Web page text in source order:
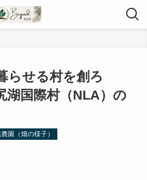
らせる村を創ろ
国際村（NLA）の
園（畑の様子）